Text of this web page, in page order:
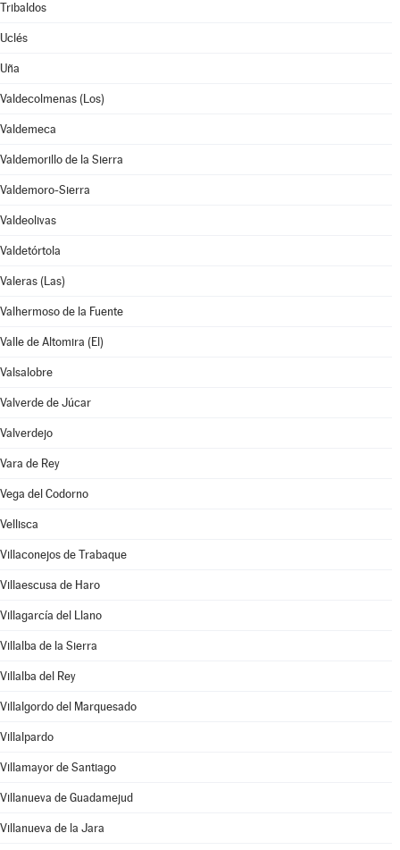
Tribaldos
Uclés
Uña
Valdecolmenas (Los)
Valdemeca
Valdemorillo de la Sierra
Valdemoro-Sierra
Valdeolivas
Valdetórtola
Valeras (Las)
Valhermoso de la Fuente
Valle de Altomira (El)
Valsalobre
Valverde de Júcar
Valverdejo
Vara de Rey
Vega del Codorno
Vellisca
Villaconejos de Trabaque
Villaescusa de Haro
Villagarcía del Llano
Villalba de la Sierra
Villalba del Rey
Villalgordo del Marquesado
Villalpardo
Villamayor de Santiago
Villanueva de Guadamejud
Villanueva de la Jara